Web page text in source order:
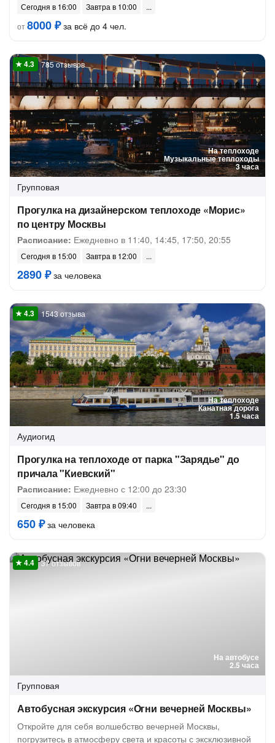
Сегодня в 16:00
Завтра в 10:00
от8000 ₽за всё до 4 чел.
На теплоходе
Музыкальные теплоходы
3 часа
785 отзывов
Групповая
Прогулка на дизайнерском теплоходе «Морис»
по центру Москвы
Расписание: Ежедневно в 11:40, 14:45, 17:50, 20:55
Сегодня в 15:00 Завтра в 12:00
2890 ₽за человека
На теплоходе
Канатная дорога
1.5 часа
1543 отзыва
Аудиогид
Прогулка на теплоходе от парка "Зарядье" до
причала "Киевский"
Расписание: Ежедневно с 12:00 до 23:30
Сегодня в 15:00 Завтра в 09:40
650 ₽за человека
На автобусе
2.5 часа
37 отзывов
Групповая
Автобусная экскурсия «Огни вечерней Москвы»
Откройте для себя волшебство вечерней Москвы,
погрузитесь в атмосферу света и красоты с эксклюзивной